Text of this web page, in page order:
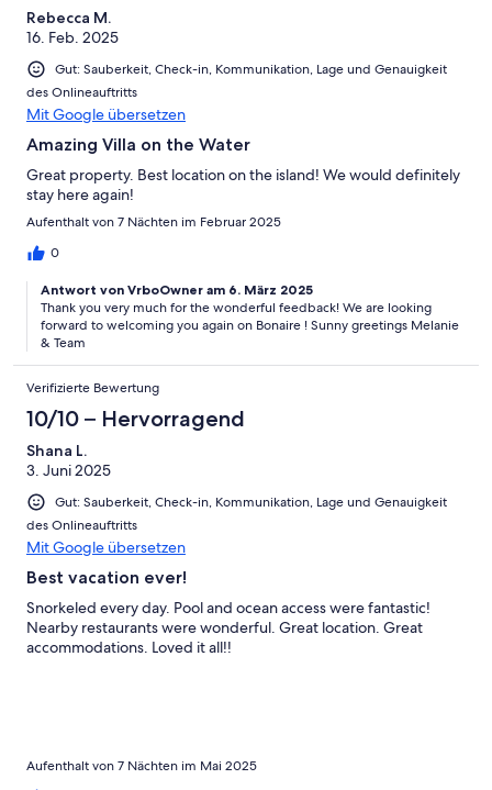
Rebecca M.
16. Feb. 2025
Gut: Sauberkeit, Check-in, Kommunikation, Lage und Genauigkeit
des Onlineauftritts
Mit Google übersetzen
Amazing Villa on the Water
Great property. Best location on the island! We would definitely
stay here again!
Aufenthalt von 7 Nächten im Februar 2025
0
Antwort von VrboOwner am 6. März 2025
Thank you very much for the wonderful feedback! We are looking
forward to welcoming you again on Bonaire ! Sunny greetings Melanie
& Team
Verifizierte Bewertung
10/10 – Hervorragend
Shana L.
3. Juni 2025
Gut: Sauberkeit, Check-in, Kommunikation, Lage und Genauigkeit
des Onlineauftritts
Mit Google übersetzen
Best vacation ever!
Snorkeled every day. Pool and ocean access were fantastic!
Nearby restaurants were wonderful. Great location. Great
accommodations. Loved it all!!
Aufenthalt von 7 Nächten im Mai 2025